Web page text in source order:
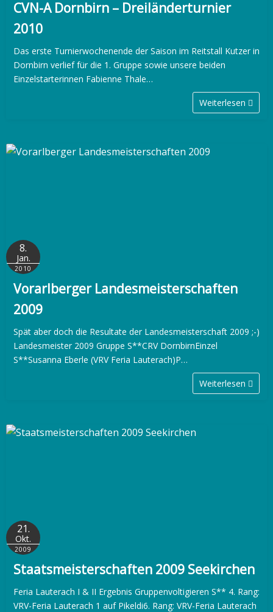
CVN-A Dornbirn – Dreiländerturnier
2010
Das erste Turnierwochenende der Saison im Reitstall Kutzer in
Dornbirn verlief für die 1. Gruppe sowie unsere beiden
Einzelstarterinnen Fabienne Thale…
Weiterlesen
8.
Jan.
2010
Vorarlberger Landesmeisterschaften
2009
Spät aber doch die Resultate der Landesmeisterschaft 2009 ;-)
Landesmeister 2009 Gruppe S**CRV DornbirnEinzel
S**Susanna Eberle (VRV Feria Lauterach)P…
Weiterlesen
21.
Okt.
2009
Staatsmeisterschaften 2009 Seekirchen
Feria Lauterach I & II Ergebnis Gruppenvoltigieren S** 4. Rang:
VRV-Feria Lauterach 1 auf Pikeldi6. Rang: VRV-Feria Lauterach